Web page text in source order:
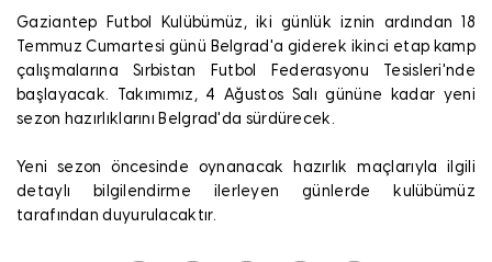
Gaziantep Futbol Kulübümüz, iki günlük iznin ardından 18
Temmuz Cumartesi günü Belgrad'a giderek ikinci etap kamp
çalışmalarına Sırbistan Futbol Federasyonu Tesisleri'nde
başlayacak. Takımımız, 4 Ağustos Salı gününe kadar yeni
sezon hazırlıklarını Belgrad'da sürdürecek.
Yeni sezon öncesinde oynanacak hazırlık maçlarıyla ilgili
detaylı bilgilendirme ilerleyen günlerde kulübümüz
tarafından duyurulacaktır.